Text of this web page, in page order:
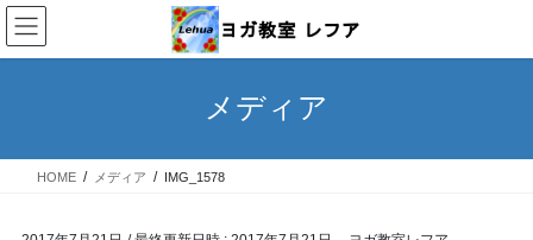
コ
ン
テ
ス
ナ
ビ
ゲ
ン
メディア
HOME メディア IMG_1578